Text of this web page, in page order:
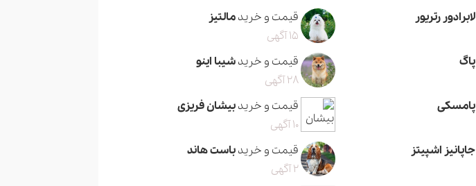
لابرادور رتریور
قیمت و خریدمالتیز
15 آگهی
پاگ
قیمت و خریدشیبا اینو
28 آگهی
پامسکی
قیمت و خریدبیشان فریزی
10 آگهی
جاپانیز اشپیتز
قیمت و خریدباست هاند
2 آگهی